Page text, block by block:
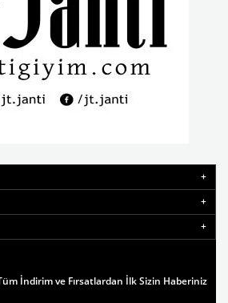
İndirim ve Fırsatlardan İlk Sizin Haberiniz